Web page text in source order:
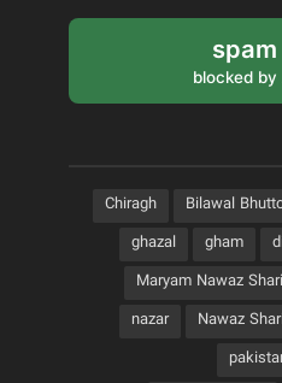
blocked by
Bilawal
Chiragh
gham
ghazal
Maryam Nawaz
Nawaz
nazar